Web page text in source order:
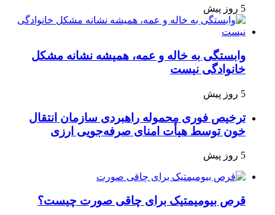
5 روز پیش
وابستگی به خاله و عمه، همیشه نشانه مشکل
خانوادگی نیست
5 روز پیش
ترخیص فوری محموله راهبردی سازمان انتقال
خون توسط هیأت امنای صرفه‌جویی ارزی
5 روز پیش
قرص بیومیمتیک برای چاقی صورت چیست؟